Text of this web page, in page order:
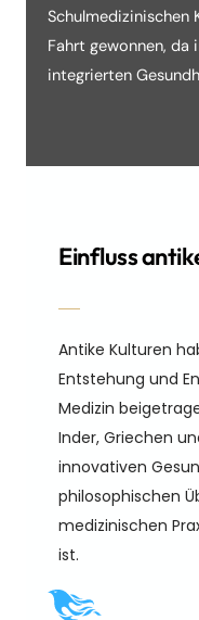
Schulmedizinischen
Fahrt gewonnen, da
integrierten
Einfluss
Antike Kulturen
Entstehung und
Medizin
Inder, Griechen
innovativen
philosophischen
medizinischen
ist.